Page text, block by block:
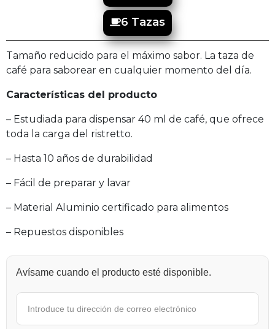
6 Tazas
Tamaño reducido para el máximo sabor. La taza de
café para saborear en cualquier momento del día.
Características del producto
– Estudiada para dispensar 40 ml de café, que ofrece
toda la carga del ristretto.
– Hasta 10 años de durabilidad
– Fácil de preparar y lavar
– Material Aluminio certificado para alimentos
– Repuestos disponibles
Avísame cuando el producto esté disponible.